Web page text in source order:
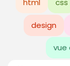
html css
design
vue